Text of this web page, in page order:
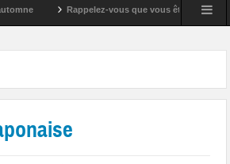
Rappelez-vous que vous êtes super !